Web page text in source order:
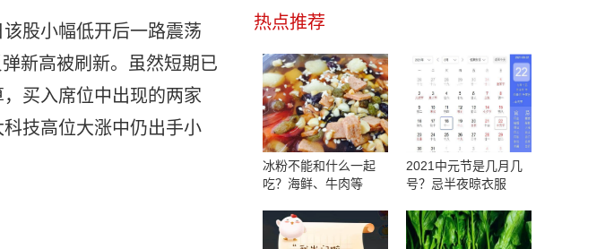
股小幅低开后一路震荡
新高被刷新。虽然短期已
买入席位中出现的两家
技高位大涨中仍出手小
热点推荐
冰粉不能和什么一起
吃？海鲜、牛肉等
2021中元节是几月几
号？忌半夜晾衣服